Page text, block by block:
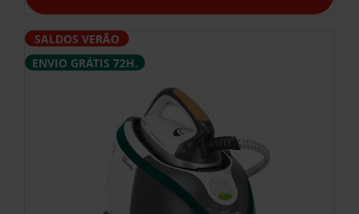
SALDOS VERÃO
ENVIO GRÁTIS 72H.